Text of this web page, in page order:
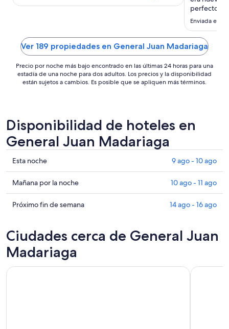
perfecto."
Enviada el 6
Ver 189 propiedades en General Juan Madariaga
Precio por noche más bajo encontrado en las últimas 24 horas para una
estadía de una noche para dos adultos. Los precios y la disponibilidad
están sujetos a cambios. Es posible que se apliquen más términos.
Disponibilidad de hoteles en
General Juan Madariaga
Ver
precios
de
propiedades
en
Madariaga
para
esta
noche,
Esta noche 9 ago - 10 ago
Ver
precios
de
General
Juan
Madariaga
para
Mañana por la noche 10 ago - 11 ago
Ver
propiedades
en
General
Juan
Próximo fin de semana 14 ago - 16 ago
Ciudades cerca de General Juan
Madariaga